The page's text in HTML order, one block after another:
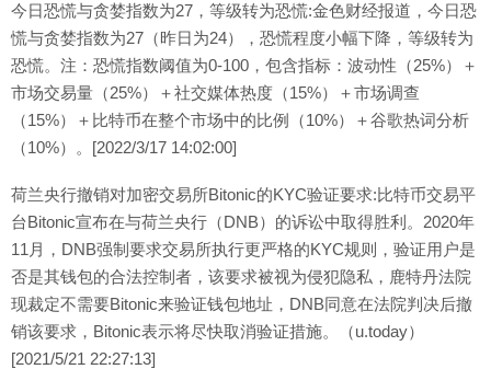
今日恐慌与贪婪指数为27，等级转为恐慌:金色财经报道，今日恐
慌与贪婪指数为27（昨日为24），恐慌程度小幅下降，等级转为
恐慌。注：恐慌指数阈值为0-100，包含指标：波动性（25%）＋
市场交易量（25%）＋社交媒体热度（15%）＋市场调查
（15%）＋比特币在整个市场中的比例（10%）＋谷歌热词分析
（10%）。[2022/3/17 14:02:00]
荷兰央行撤销对加密交易所Bitonic的KYC验证要求:比特币交易平
台Bitonic宣布在与荷兰央行（DNB）的诉讼中取得胜利。2020年
11月，DNB强制要求交易所执行更严格的KYC规则，验证用户是
否是其钱包的合法控制者，该要求被视为侵犯隐私，鹿特丹法院
现裁定不需要Bitonic来验证钱包地址，DNB同意在法院判决后撤
销该要求，Bitonic表示将尽快取消验证措施。（u.today）
[2021/5/21 22:27:13]